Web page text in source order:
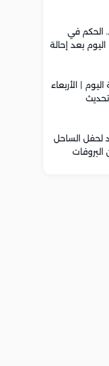
الحكم في
بعد إحالة
| الأربعاء
لحفل الساحل